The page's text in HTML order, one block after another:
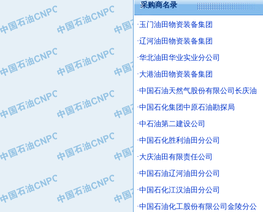
·四川中光高技术研究所有限责任公司
·江苏天安防雷工程有限责任公司
·山东东营胜利工业园区
·上海鼓风机厂有限公司
·中核苏阀科技实业股份有限公司
·济南柴油机股份有限公司
·上海科瑞曼士德电源系统集成有限公
·东方合金铸造厂
·保定北奥石油物探特种车辆制造有限
采购商名录
·玉门油田物资装备集团
·辽河油田物资装备集团
·华北油田华业实业分公司
·大港油田物资装备集团
·中国石油天然气股份有限公司长庆油
·中国石化集团中原石油勘探局
·中石油第二建设公司
·中国石化胜利油田分公司
·大庆油田有限责任公司
·中国石油辽河油田分公司
·中国石化江汉油田分公司
·中国石油化工股份有限公司金陵分公